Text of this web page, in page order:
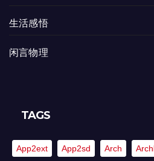
生活感悟
闲言物理
TAGS
App2ext App2sd Arch